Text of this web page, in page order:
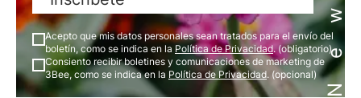
Acepto que mis datos personales sean tratados para el envío del
boletín, como se indica en la Política de Privacidad. (obligatorio)
Consiento recibir boletines y comunicaciones de marketing de
3Bee, como se indica en la Política de Privacidad. (opcional)